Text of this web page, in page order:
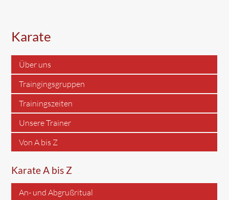
Karate
Über uns
Traingingsgruppen
Trainingszeiten
Unsere Trainer
Von A bis Z
Karate A bis Z
An- und Abgrußritual